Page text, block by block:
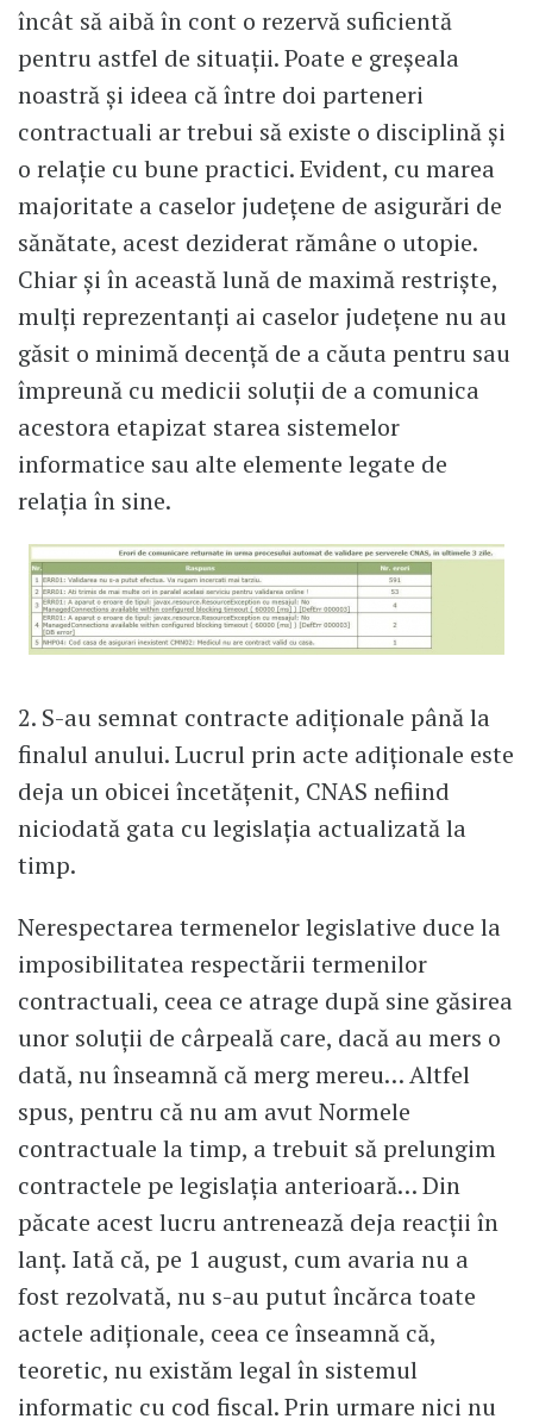
încât să aibă în cont o rezervă suficientă
pentru astfel de situații. Poate e greșeala
noastră și ideea că între doi parteneri
contractuali ar trebui să existe o disciplină și
o relație cu bune practici. Evident, cu marea
majoritate a caselor județene de asigurări de
sănătate, acest deziderat rămâne o utopie.
Chiar și în această lună de maximă restriște,
mulți reprezentanți ai caselor județene nu au
găsit o minimă decență de a căuta pentru sau
împreună cu medicii soluții de a comunica
acestora etapizat starea sistemelor
informatice sau alte elemente legate de
relația în sine.
2. S-au semnat contracte adiționale până la
finalul anului. Lucrul prin acte adiționale este
deja un obicei încetățenit, CNAS nefiind
niciodată gata cu legislația actualizată la
timp.
Nerespectarea termenelor legislative duce la
imposibilitatea respectării termenilor
contractuali, ceea ce atrage după sine găsirea
unor soluții de cârpeală care, dacă au mers o
dată, nu înseamnă că merg mereu… Altfel
spus, pentru că nu am avut Normele
contractuale la timp, a trebuit să prelungim
contractele pe legislația anterioară… Din
păcate acest lucru antrenează deja reacții în
lanț. Iată că, pe 1 august, cum avaria nu a
fost rezolvată, nu s-au putut încărca toate
actele adiționale, ceea ce înseamnă că,
teoretic, nu existăm legal în sistemul
informatic cu cod fiscal. Prin urmare nici nu